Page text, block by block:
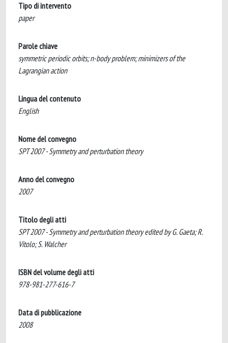
Tipo di intervento
paper
Parole chiave
symmetric periodic orbits; n-body problem; minimizers of the
Lagrangian action
Lingua del contenuto
English
Nome del convegno
SPT 2007 - Symmetry and perturbation theory
Anno del convegno
2007
Titolo degli atti
SPT 2007 - Symmetry and perturbation theory edited by G. Gaeta; R.
Vitolo; S. Walcher
ISBN del volume degli atti
978-981-277-616-7
Data di pubblicazione
2008